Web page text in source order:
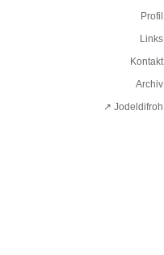
Profil
Links
Kontakt
Archiv
↗ Jodeldifroh︎